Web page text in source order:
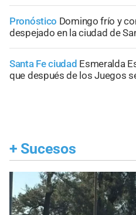
Pronóstico Domingo frío y
despejado en la ciudad de
Santa Fe ciudad Esmeralda
que después de los Juegos
+ Sucesos